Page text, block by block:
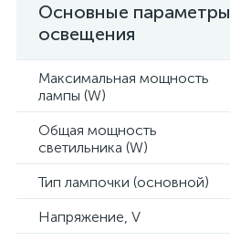
Основные параметры
освещения
Максимальная мощность
лампы (W)
Общая мощность
светильника (W)
Тип лампочки (основной)
Напряжение, V